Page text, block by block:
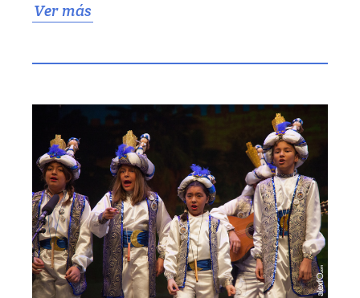
Ver más